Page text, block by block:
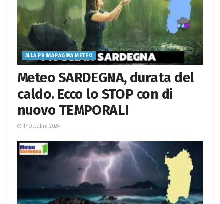
ALLA PRIMA PAGINA METEO
Meteo SARDEGNA, durata del
caldo. Ecco lo STOP con di
nuovo TEMPORALI
17 Ottobre 2024